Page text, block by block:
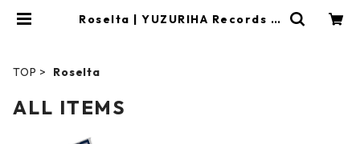
Roselta | YUZURIHA Records O
TOP Roselta
ALL ITEMS